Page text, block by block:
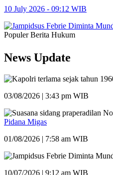
10 July 2026 - 09:12 WIB
Populer Berita Hukum
News Update
03/08/2026 | 3:43 pm WIB
Pidana Migas
01/08/2026 | 7:58 am WIB
10/07/2026 | 9:12 am WIB